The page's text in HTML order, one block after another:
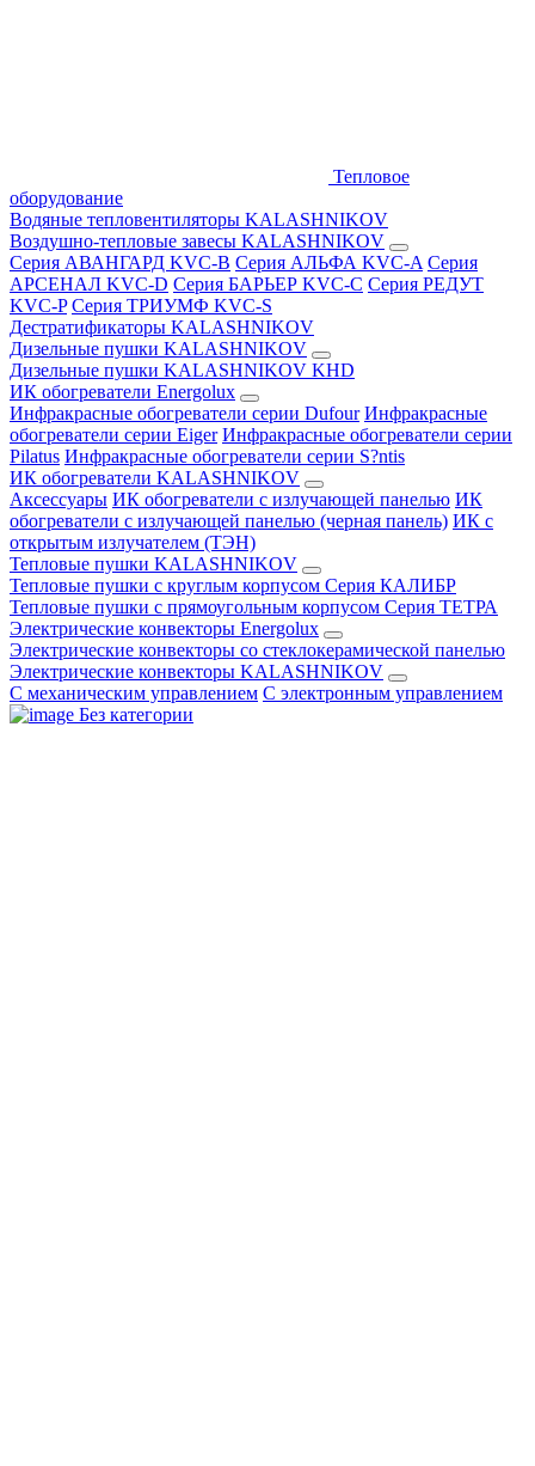
Тепловое
оборудование
Водяные тепловентиляторы KALASHNIKOV
Воздушно-тепловые завесы KALASHNIKOV
Серия АВАНГАРД KVC-B Серия АЛЬФА KVC-A Серия
АРСЕНАЛ KVC-D Серия БАРЬЕР KVC-C Серия РЕДУТ
KVC-P Серия ТРИУМФ KVC-S
Дестратификаторы KALASHNIKOV
Дизельные пушки KALASHNIKOV
Дизельные пушки KALASHNIKOV KHD
ИК обогреватели Energolux
Инфракрасные обогреватели серии Dufour Инфракрасные
обогреватели серии Eiger Инфракрасные обогреватели серии
Pilatus Инфракрасные обогреватели серии S?ntis
ИК обогреватели KALASHNIKOV
Аксессуары ИК обогреватели с излучающей панелью ИК
обогреватели с излучающей панелью (черная панель) ИК с
открытым излучателем (ТЭН)
Тепловые пушки KALASHNIKOV
Тепловые пушки с круглым корпусом Серия КАЛИБР
Тепловые пушки с прямоугольным корпусом Серия ТЕТРА
Электрические конвекторы Energolux
Электрические конвекторы со стеклокерамической панелью
Электрические конвекторы KALASHNIKOV
С механическим управлением С электронным управлением
Без категории